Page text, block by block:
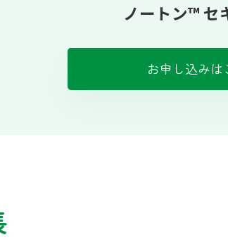
ノートン™ セ
お申し込みは